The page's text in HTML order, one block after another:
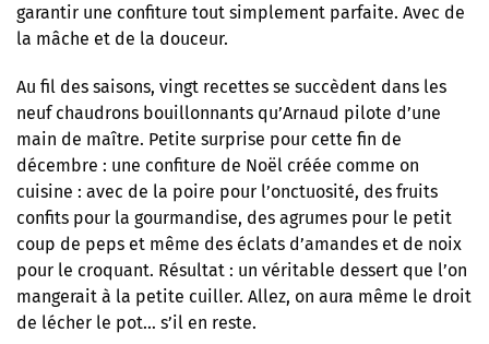
garantir une confiture tout simplement parfaite. Avec de
la mâche et de la douceur.
Au fil des saisons, vingt recettes se succèdent dans les
neuf chaudrons bouillonnants qu’Arnaud pilote d’une
main de maître. Petite surprise pour cette fin de
décembre : une confiture de Noël créée comme on
cuisine : avec de la poire pour l’onctuosité, des fruits
confits pour la gourmandise, des agrumes pour le petit
coup de peps et même des éclats d’amandes et de noix
pour le croquant. Résultat : un véritable dessert que l’on
mangerait à la petite cuiller. Allez, on aura même le droit
de lécher le pot… s’il en reste.